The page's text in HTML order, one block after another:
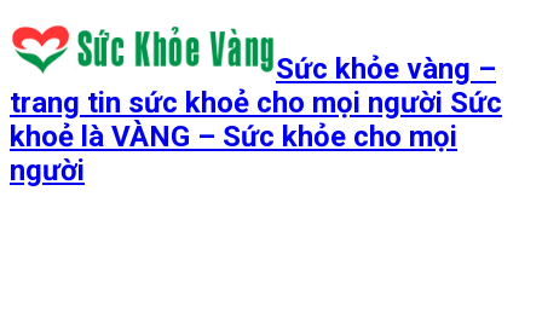
Sức khỏe vàng –
trang tin sức khoẻ cho mọi người Sức
khoẻ là VÀNG – Sức khỏe cho mọi
người